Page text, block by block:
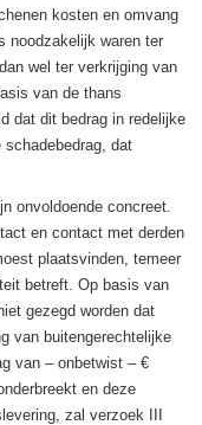
kosten en omvang
noodzakelijk waren ter
wel ter verkrijging van
van de thans
dat dit bedrag in redelijke
dat
onvoldoende concreet.
en contact met derden
plaatsvinden, temeer
betreft. Op basis van
gezegd worden dat
van buitengerechtelijke
van – onbetwist – €
en deze
zal verzoek III